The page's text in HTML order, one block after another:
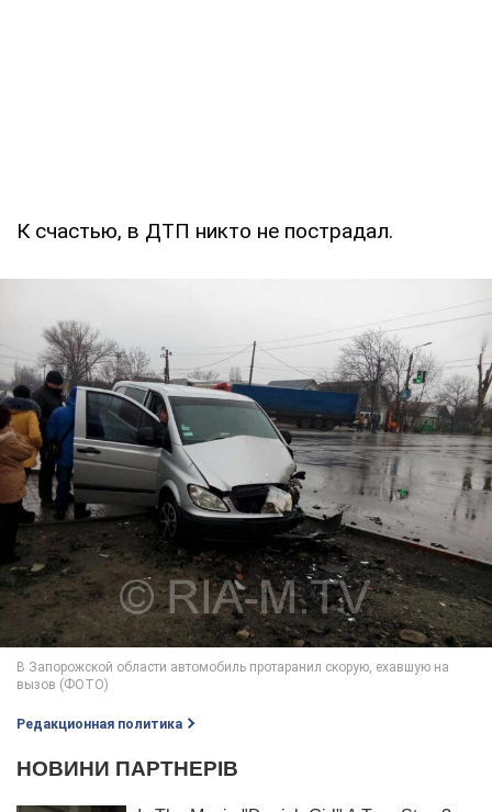
К счастью, в ДТП никто не пострадал.
Редакционная политика